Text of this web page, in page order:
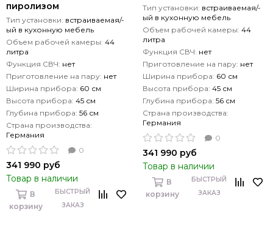
пиролизом
Тип установки: встраиваемая/-
ый в кухонную мебель
Объем рабочей камеры: 44
литра
Функция СВЧ: нет
Приготовление на пару: нет
Ширина прибора: 60 см
Высота прибора: 45 см
Глубина прибора: 56 см
Страна производства:
Германия
0
341 990 руб
Товар в наличии
В
корзину
БЫСТРЫЙ
ЗАКАЗ
Тип установки: встраиваемая/-
ый в кухонную мебель
Объем рабочей камеры: 44
литра
Функция СВЧ: нет
Приготовление на пару: нет
Ширина прибора: 60 см
Высота прибора: 45 см
Глубина прибора: 56 см
Страна производства:
Германия
0
341 990 руб
Товар в наличии
В
корзину
БЫСТРЫЙ
ЗАКАЗ